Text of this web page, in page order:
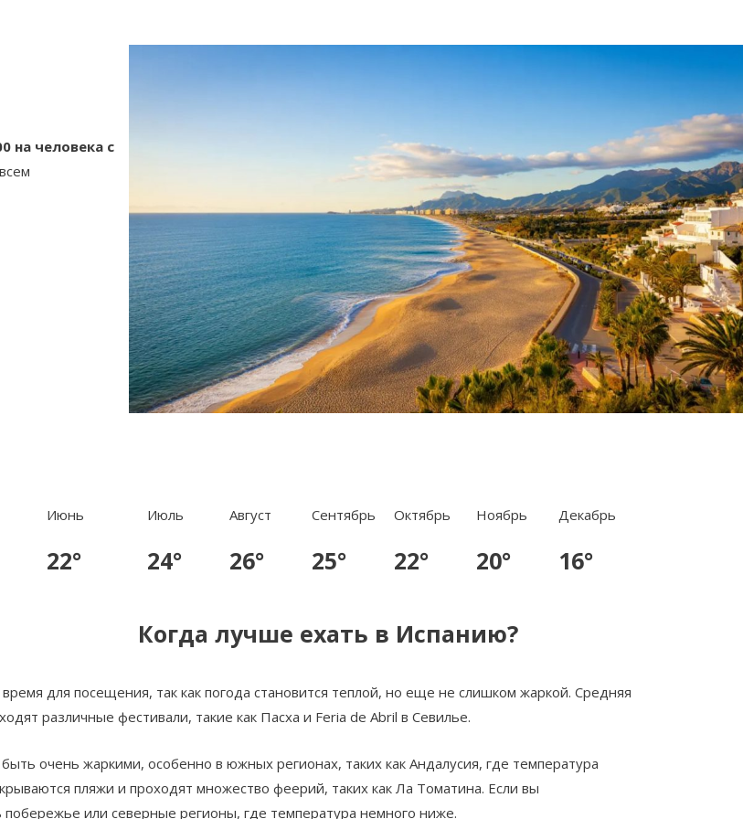
на человека с
Июнь
22°
Июль
24°
Август
26°
Сентябрь
25°
Октябрь
22°
Ноябрь
20°
Декабрь
16°
Когда лучше ехать в Испанию?
для посещения, так как погода становится теплой, но еще не слишком жаркой. Средняя
различные фестивали, такие как Пасха и Feria de Abril в Севилье.
очень жаркими, особенно в южных регионах, таких как Андалусия, где температура
пляжи и проходят множество феерий, таких как Ла Томатина. Если вы
или северные регионы, где температура немного ниже.